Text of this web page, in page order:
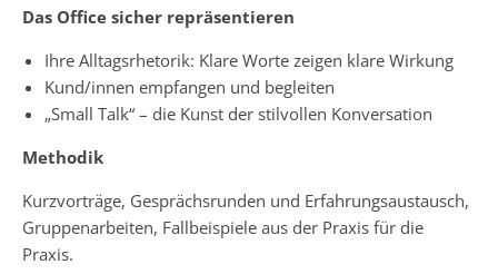
Das Office sicher repräsentieren
Ihre Alltagsrhetorik: Klare Worte zeigen klare Wirkung
Kund/innen empfangen und begleiten
„Small Talk“ – die Kunst der stilvollen Konversation
Methodik
Kurzvorträge, Gesprächsrunden und Erfahrungsaustausch,
Gruppenarbeiten, Fallbeispiele aus der Praxis für die
Praxis.